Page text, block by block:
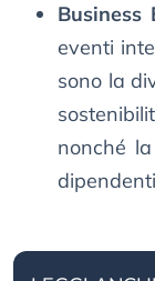
Business
eventi
sono la
nonché